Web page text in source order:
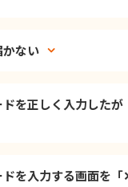
ない
を正しく入力した
を入力する画面を